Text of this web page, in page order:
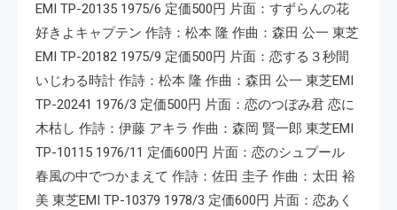
EMI TP-20135 1975/6 定価500円 片面：すずらんの花
好きよキャプテン 作詩：松本 隆 作曲：森田 公一 東芝
EMI TP-20182 1975/9 定価500円 片面：恋する３秒間
いじわる時計 作詩：松本 隆 作曲：森田 公一 東芝EMI
TP-20241 1976/3 定価500円 片面：恋のつぼみ君 恋に
木枯し 作詩：伊藤 アキラ 作曲：森岡 賢一郎 東芝EMI
TP-10115 1976/11 定価600円 片面：恋のシュプール
春風の中でつかまえて 作詩：佐田 圭子 作曲：太田 裕
美 東芝EMI TP-10379 1978/3 定価600円 片面：恋あく